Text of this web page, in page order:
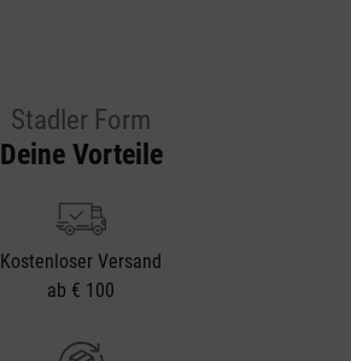
Stadler Form
Deine Vorteile
Kostenloser Versand
ab € 100